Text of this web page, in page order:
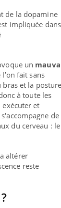
de la dopamine
impliquée dans
un
fait sans
et la
à toute les
et
de
du cerveau : le
altérer
reste
fer :
brouillard
Les